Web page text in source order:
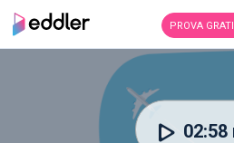
PROVA
02:58